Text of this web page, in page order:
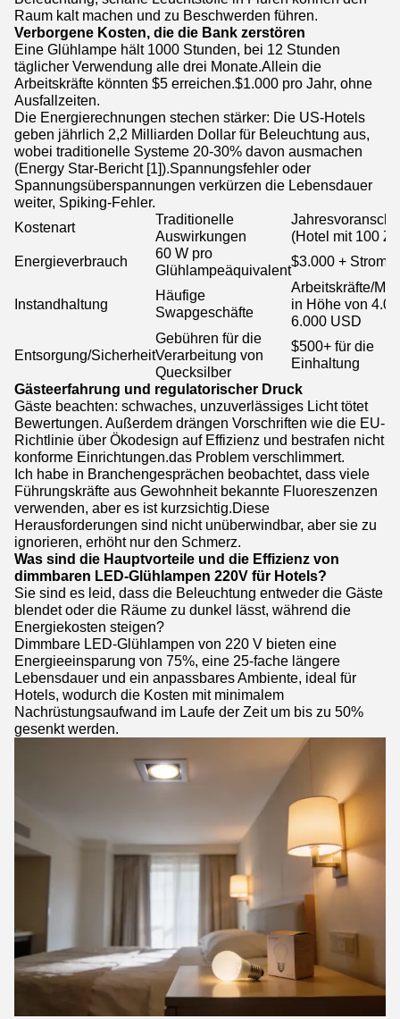
Raum kalt machen und zu Beschwerden führen.
Verborgene Kosten, die die Bank zerstören
Eine Glühlampe hält 1000 Stunden, bei 12 Stunden
täglicher Verwendung alle drei Monate.Allein die
Arbeitskräfte könnten $5 erreichen.$1.000 pro Jahr, ohne
Ausfallzeiten.
Die Energierechnungen stechen stärker: Die US-Hotels
geben jährlich 2,2 Milliarden Dollar für Beleuchtung aus,
wobei traditionelle Systeme 20-30% davon ausmachen
(Energy Star-Bericht [1]).Spannungsfehler oder
Spannungsüberspannungen verkürzen die Lebensdauer
weiter, Spiking-Fehler.
Kostenart
Traditionelle
Auswirkungen
(Hotel mit 100
Energieverbrauch
60 W pro
Glühlampeäquivalent
$3.000 + Strom
Instandhaltung
Häufige
Swapgeschäfte
Arbeitskräfte/
in Höhe von
6.000 USD
Entsorgung/Sicherheit
Gebühren für die
Verarbeitung von
Quecksilber
$500+ für die
Einhaltung
Gästeerfahrung und regulatorischer Druck
Gäste beachten: schwaches, unzuverlässiges Licht tötet
Bewertungen. Außerdem drängen Vorschriften wie die EU-
Richtlinie über Ökodesign auf Effizienz und bestrafen nicht
konforme Einrichtungen.das Problem verschlimmert.
Ich habe in Branchengesprächen beobachtet, dass viele
Führungskräfte aus Gewohnheit bekannte Fluoreszenzen
verwenden, aber es ist kurzsichtig.Diese
Herausforderungen sind nicht unüberwindbar, aber sie zu
ignorieren, erhöht nur den Schmerz.
Was sind die Hauptvorteile und die Effizienz von
dimmbaren LED-Glühlampen 220V für Hotels?
Sie sind es leid, dass die Beleuchtung entweder die Gäste
blendet oder die Räume zu dunkel lässt, während die
Energiekosten steigen?
Dimmbare LED-Glühlampen von 220 V bieten eine
Energieeinsparung von 75%, eine 25-fache längere
Lebensdauer und ein anpassbares Ambiente, ideal für
Hotels, wodurch die Kosten mit minimalem
Nachrüstungsaufwand im Laufe der Zeit um bis zu 50%
gesenkt werden.